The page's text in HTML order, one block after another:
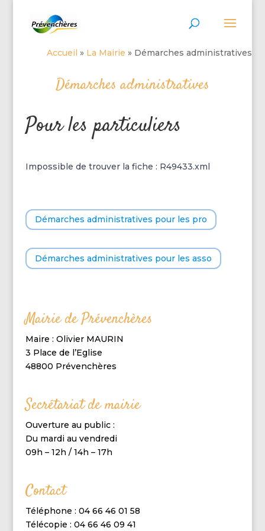
Accueil » La Mairie » Démarches administratives
Démarches administratives
Pour les particuliers
Impossible de trouver la fiche : R49433.xml
Démarches administratives pour les pro
Démarches administratives pour les asso
Mairie de Prévenchères
Maire : Olivier MAURIN
3 Place de l’Eglise
48800 Prévenchères
Secrétariat de mairie
Ouverture au public :
Du mardi au vendredi
09h – 12h / 14h – 17h
Contact
Téléphone : 04 66 46 01 58
Télécopie : 04 66 46 09 41